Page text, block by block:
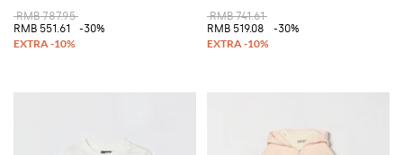
RMB 787.95
RMB 551.61
-30%
RMB 741.61
RMB 519.08
-30%